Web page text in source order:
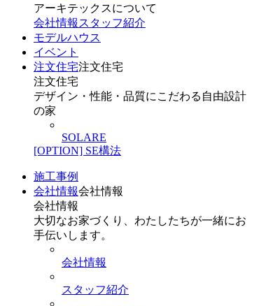
アーキテックスについて
会社情報 スタッフ紹介
モデルハウス
イベント
注文住宅注文住宅
注文住宅
デザイン・性能・品質にこだわる自由設計
の家
SOLARE
[OPTION] SE構法
施工事例
会社情報会社情報
会社情報
大切なお家づくり、わたしたちが一緒にお
手伝いします。
会社情報
スタッフ紹介